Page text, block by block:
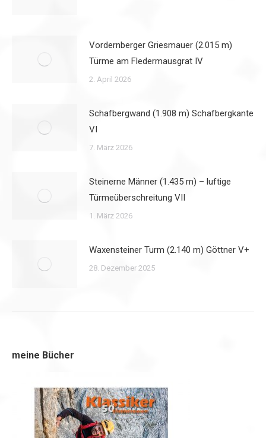
Vordernberger Griesmauer (2.015 m)
Türme am Fledermausgrat IV
2. April 2026
Schafbergwand (1.908 m) Schafbergkante
VI
7. März 2026
Steinerne Männer (1.435 m) – luftige
Türmeüberschreitung VII
1. März 2026
Waxensteiner Turm (2.140 m) Göttner V+
28. Dezember 2025
meine Bücher